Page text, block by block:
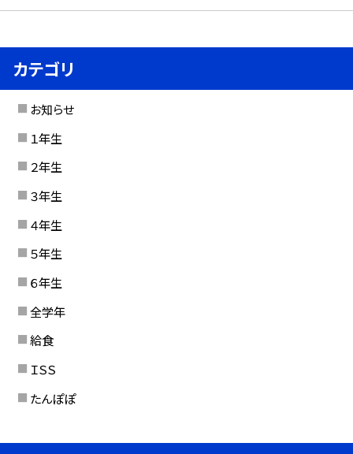
カテゴリ
お知らせ
１年生
２年生
３年生
４年生
５年生
６年生
全学年
給食
ＩＳＳ
たんぽぽ